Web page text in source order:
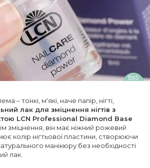
– тонкі, м'які, наче папір, нігті,
лак для зміцнення нігтів з
LCN Professional Diamond Base
зміцнення, він має ніжний рожевий
колір нігтьової пластини, створюючи
манікюру без необхідності
лак.